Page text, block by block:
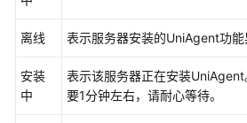
AOM
运
行
离线 表示服务器安装的UniAgent功能
安装
中
表示该服务器正在安装
要1分钟左右，请耐心等待。